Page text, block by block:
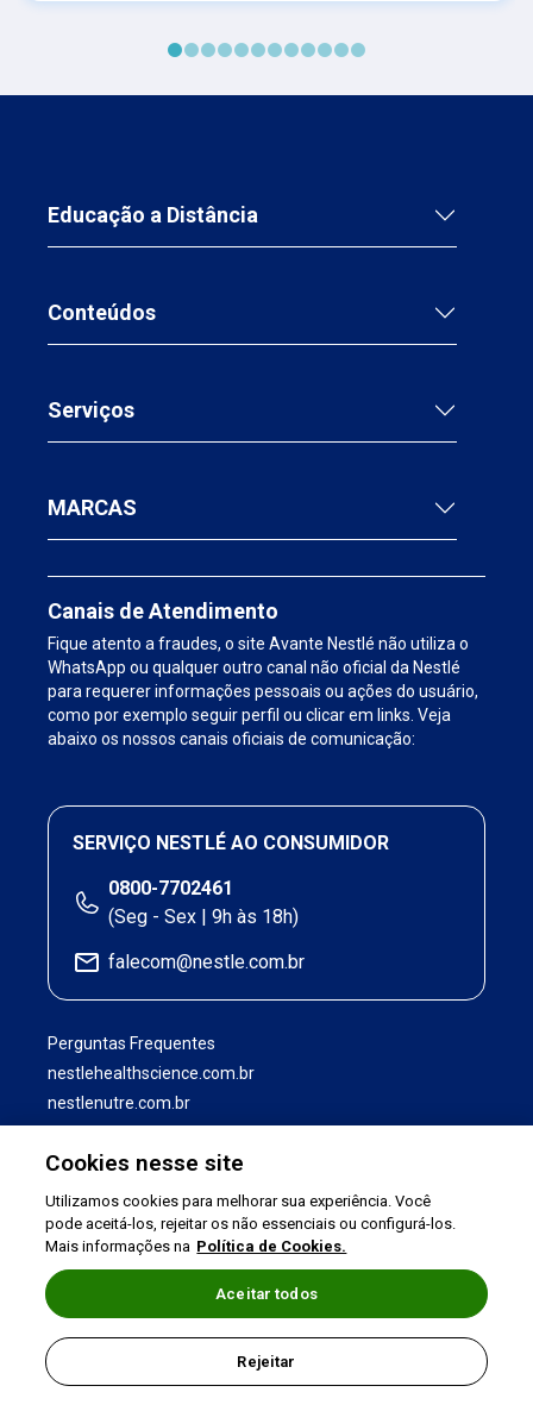
Educação a Distância
Conteúdos
Serviços
MARCAS
Canais de Atendimento
Fique atento a fraudes, o site Avante Nestlé não utiliza o
WhatsApp ou qualquer outro canal não oficial da Nestlé
para requerer informações pessoais ou ações do usuário,
como por exemplo seguir perfil ou clicar em links. Veja
abaixo os nossos canais oficiais de comunicação:
SERVIÇO NESTLÉ AO CONSUMIDOR
0800-7702461
(Seg - Sex | 9h às 18h)
falecom@nestle.com.br
Perguntas Frequentes
nestlehealthscience.com.br
nestlenutre.com.br
Política de Privacidade
©2026 Nestlé Nutrition & Health
Cookies nesse site
Utilizamos cookies para melhorar sua experiência. Você
pode aceitá-los, rejeitar os não essenciais ou configurá-los.
Mais informações na Política de Cookies.
Rejeitar
Aceitar todos